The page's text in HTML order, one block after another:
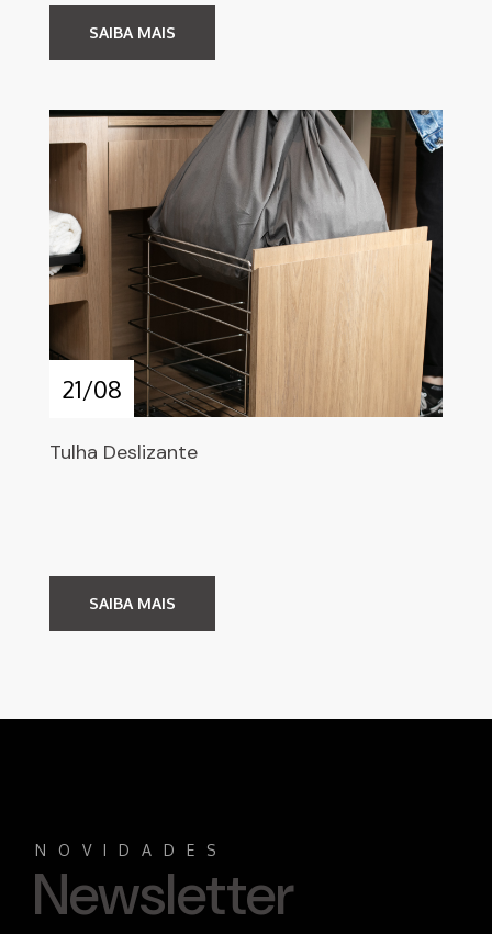
SAIBA MAIS
21/08
Tulha Deslizante
SAIBA MAIS
NOVIDADES
Newsletter